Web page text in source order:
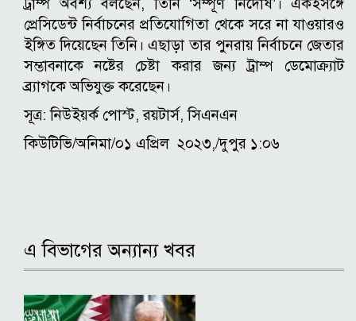
প্রেসিডেন্ট নির্বাচনের প্রতিযোগিতা থেকে সরে না যাওয়ারও
ইঙ্গিত দিয়েছেন তিনি। এছাড়া তার পুনরায় নির্বাচনে জেতার
সম্ভাবনাকে নষ্টের চেষ্টা করার জন্য ট্রাম্প ডেমোক্র্যাট
ব্র্যাগকে অভিযুক্ত করেছেন।
সূত্র: নিউইয়র্ক পোস্ট, রয়টার্স, সিএনএন
কিউটিভি/অনিমা/০১ এপ্রিল ২০২৩,/দুপুর ১:০৬
এ বিভাগের অন্যান্য খবর